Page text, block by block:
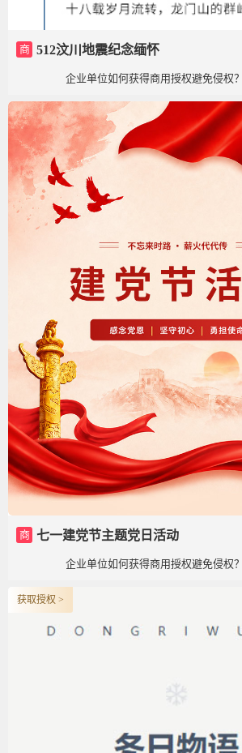
商 512汶川地震纪念缅怀
企业单位如何获得商用授权避免侵权？
商 七一建党节主题党日活动
企业单位如何获得商用授权避免侵权？
获取授权 >